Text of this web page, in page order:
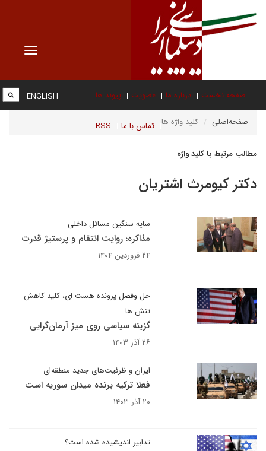
Toggle
صفحه نخست درباره ما عضویت پیوند ها
تماس با ما RSS
ENGLISH
صفحه‌اصلی کلید واژه ها
مطالب مرتبط با کلید واژه
دکتر کیومرث اشتریان
سایه سنگین مسائل داخلی
مذاکره؛ روایت انتقام و پرستیژ قدرت
۲۴ فروردین ۱۴۰۴
حل وفصل پرونده هست ای، کلید کاهش
تنش ها
گزینه سیاسی روی میز آرمان‌گرایی
۲۶ آذر ۱۴۰۳
ایران و ظرفیت‌های جدید منطقه‌ای
فعلا ترکیه برنده میدان سوریه است
۲۰ آذر ۱۴۰۳
تدابیر اندیشیده شده است؟